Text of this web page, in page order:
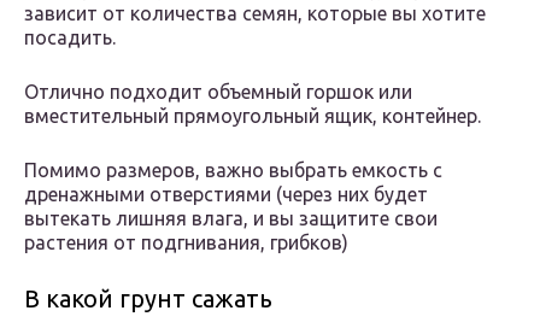
зависит от количества семян, которые вы хотите
посадить.
Отлично подходит объемный горшок или
вместительный прямоугольный ящик, контейнер.
Помимо размеров, важно выбрать емкость с
дренажными отверстиями (через них будет
вытекать лишняя влага, и вы защитите свои
растения от подгнивания, грибков)
В какой грунт сажать